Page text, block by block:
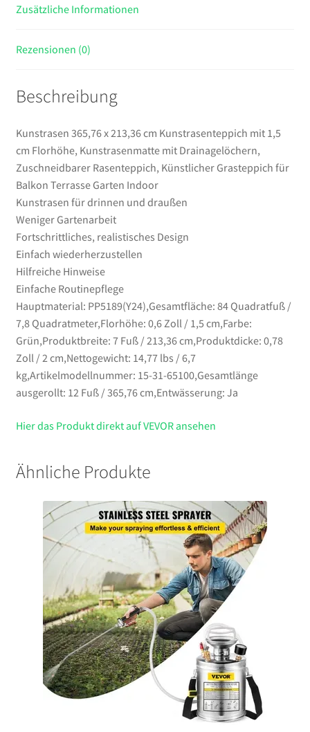
mit
Zuschneidbarer
Rasenteppich,
Grasteppich
Balkon
Terrasse
Garten
Indoor
Menge
Zusätzliche Informationen
Rezensionen (0)
Beschreibung
Kunstrasen 365,76 x 213,36 cm Kunstrasenteppich mit 1,5
cm Florhöhe, Kunstrasenmatte mit Drainagelöchern,
Zuschneidbarer Rasenteppich, Künstlicher Grasteppich für
Balkon Terrasse Garten Indoor
Kunstrasen für drinnen und draußen
Weniger Gartenarbeit
Fortschrittliches, realistisches Design
Einfach wiederherzustellen
Hilfreiche Hinweise
Einfache Routinepflege
Hauptmaterial: PP5189(Y24),Gesamtfläche: 84 Quadratfuß /
7,8 Quadratmeter,Florhöhe: 0,6 Zoll / 1,5 cm,Farbe:
Grün,Produktbreite: 7 Fuß / 213,36 cm,Produktdicke: 0,78
Zoll / 2 cm,Nettogewicht: 14,77 lbs / 6,7
kg,Artikelmodellnummer: 15-31-65100,Gesamtlänge
ausgerollt: 12 Fuß / 365,76 cm,Entwässerung: Ja
Hier das Produkt direkt auf VEVOR ansehen
Ähnliche Produkte